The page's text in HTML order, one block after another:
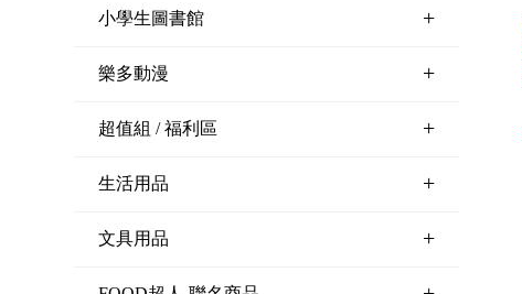
小學生圖書館 +
樂多動漫 +
超值組 / 福利區 +
生活用品 +
文具用品 +